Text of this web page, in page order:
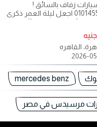
زفاف بالسائق !
01014555680 اجعل ليلة العمر ذكرى
مع "بسيوني ترافيل"! هل
القاهره
mercedes benz
مرسيدس في مصر